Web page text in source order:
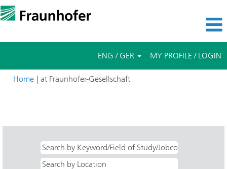
ENG / GER MY PROFILE / LOGIN
Home | at Fraunhofer-Gesellschaft(current